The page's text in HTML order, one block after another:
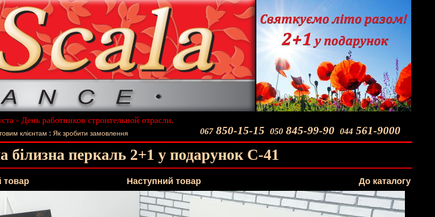
- День работников строительной отрасли.
подарок - Постельное белье La Scala!
067850-15-15 050 845-99-90 044 561-9000
клієнтам : Як зробити замовлення
білизна перкаль 2+1 у подарунок C-41
товар Наступний товар До каталогу